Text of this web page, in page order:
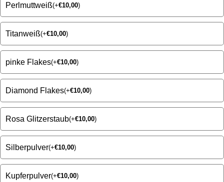
Perlmuttweiß(+€10,00)
Titanweiß(+€10,00)
pinke Flakes(+€10,00)
Diamond Flakes(+€10,00)
Rosa Glitzerstaub(+€10,00)
Silberpulver(+€10,00)
Kupferpulver(+€10,00)